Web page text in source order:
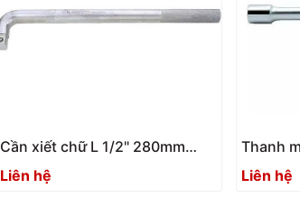
Cần xiết chữ L 1/2" 280mm
ASAHI VL428
Liên hệ
Thanh
inch
Liên hệ